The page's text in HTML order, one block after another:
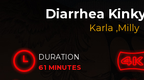
Diarrhea
Karla ,Milly
DURATION
61 MINUTES